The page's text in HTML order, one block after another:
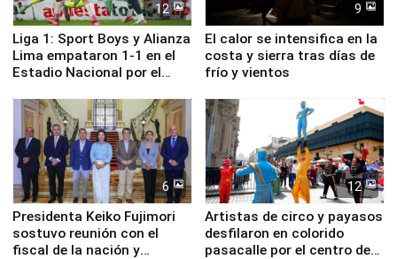
12
Liga 1: Sport Boys y Alianza
Lima empataron 1-1 en el
Estadio Nacional por el
9
El calor se intensifica en la
costa y sierra tras días de
frío y vientos
6
Presidenta Keiko Fujimori
sostuvo reunión con el
fiscal de la nación y
12
Artistas de circo y payasos
desfilaron en colorido
pasacalle por el centro de